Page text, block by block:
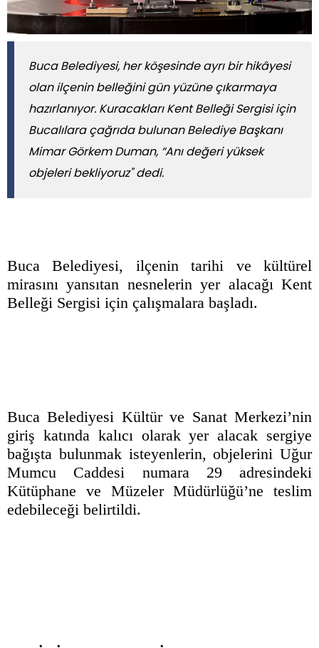
Buca Belediyesi, her köşesinde ayrı bir hikâyesi
olan ilçenin belleğini gün yüzüne çıkarmaya
hazırlanıyor. Kuracakları Kent Belleği Sergisi için
Bucalılara çağrıda bulunan Belediye Başkanı
Mimar Görkem Duman, “Anı değeri yüksek
objeleri bekliyoruz" dedi.
Buca Belediyesi, ilçenin tarihi ve kültürel
mirasını yansıtan nesnelerin yer alacağı Kent
Belleği Sergisi için çalışmalara başladı.
Buca Belediyesi Kültür ve Sanat Merkezi’nin
giriş katında kalıcı olarak yer alacak sergiye
bağışta bulunmak isteyenlerin, objelerini Uğur
Mumcu Caddesi numara 29 adresindeki
Kütüphane ve Müzeler Müdürlüğü’ne teslim
edebileceği belirtildi.